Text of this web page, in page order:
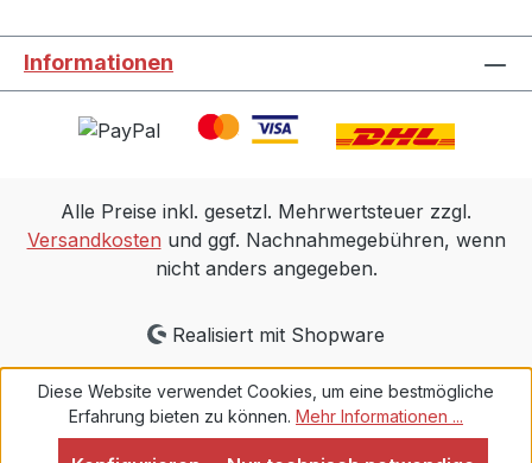
Informationen
Alle Preise inkl. gesetzl. Mehrwertsteuer zzgl.
Versandkosten und ggf. Nachnahmegebühren, wenn
nicht anders angegeben.
Realisiert mit Shopware
Diese Website verwendet Cookies, um eine bestmögliche
Erfahrung bieten zu können. Mehr Informationen ...